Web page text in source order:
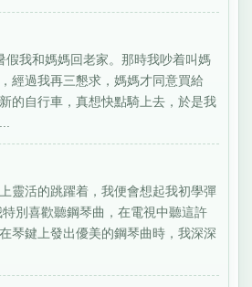
假我和媽媽回老家。那時我吵着叫媽
經過我再三懇求，媽媽才同意買給
的自行車，真想快點騎上去，於是我
靈活的跳躍着，我便會想起我初學彈
別喜歡聽鋼琴曲，在電視中聽這許
琴鍵上發出優美的鋼琴曲時，我深深